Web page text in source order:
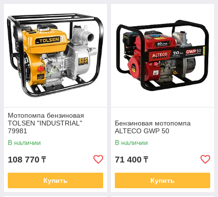
Мотопомпа бензиновая
TOLSEN "INDUSTRIAL"
79981
В наличии
108 770 ₸
Купить
Бензиновая мотопомпа
ALTECO GWP 50
В наличии
71 400 ₸
Купить